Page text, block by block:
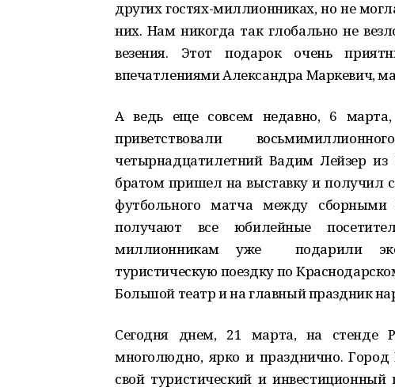
других гостях-миллионниках, но не
них. Нам никогда так глобально не
везения. Этот подарок очень
впечатлениями Александра Маркевич,
А ведь еще совсем недавно, 6
приветствовали
четырнадцатилетний Вадим Лейзер
братом пришел на выставку и получил
футбольного матча между
получают все юбилейные
миллионникам уже подарили
туристическую поездку по
Большой театр и на главный праздник
Сегодня днем, 21 марта, на стенде
многолюдно, ярко и празднично. Город
свой туристический и